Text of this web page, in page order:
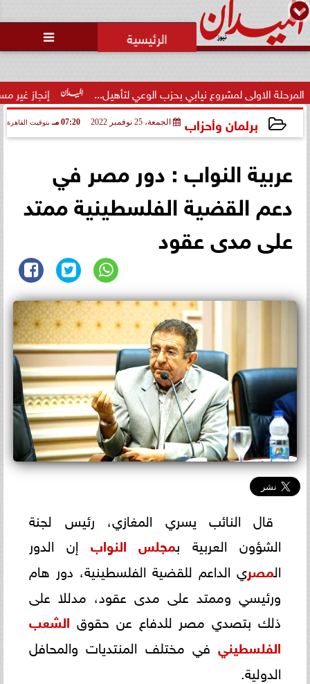

إنجاز غير مسبوق.. لمشروع نيابي بحزب الوعي لتأهيل...
برلمان وأحزاب الجمعة، 25 نوفمبر 2022 07:20 مـ بتوقيت القاهرة
عربية النواب : دور مصر في
دعم القضية الفلسطينية ممتد
على مدى عقود
قال النائب يسري المغازي، رئيس لجنة
الشؤون العربية بمجلس النواب إن الدور
المصري الداعم للقضية الفلسطينية، دور هام
ورئيسي وممتد على مدى عقود، مدللا على
ذلك بتصدي مصر للدفاع عن حقوق الشعب
الفلسطيني في مختلف المنتديات والمحافل
الدولية.